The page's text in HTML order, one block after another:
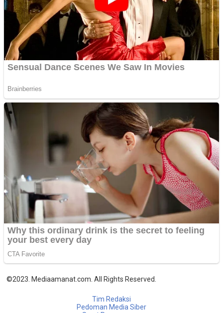
©2023. Mediaamanat.com. All Rights Reserved.
Tim Redaksi
Pedoman Media Siber